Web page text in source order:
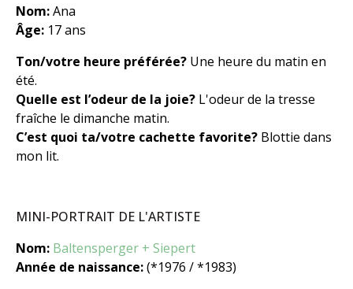
Nom:Ana
Âge: 17 ans
Ton/votre heure préférée? Une heure du matin en
été.
Quelle est l’odeur de la joie? L'odeur de la tresse
fraîche le dimanche matin.
C’est quoi ta/votre cachette favorite? Blottie dans
mon lit.
MINI-PORTRAIT DE L'ARTISTE
Nom: Baltensperger + Siepert
Année de naissance:(*1976 / *1983)